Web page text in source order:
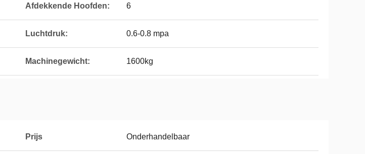
Afdekkende Hoofden: 6
Luchtdruk: 0.6-0.8 mpa
Machinegewicht: 1600kg
Prijs Onderhandelbaar